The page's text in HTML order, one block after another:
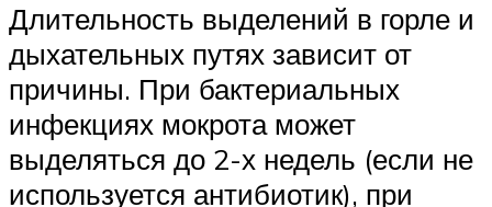
Длительность выделений в горле и
дыхательных путях зависит от
причины. При бактериальных
инфекциях мокрота может
выделяться до 2-х недель (если не
используется антибиотик), при